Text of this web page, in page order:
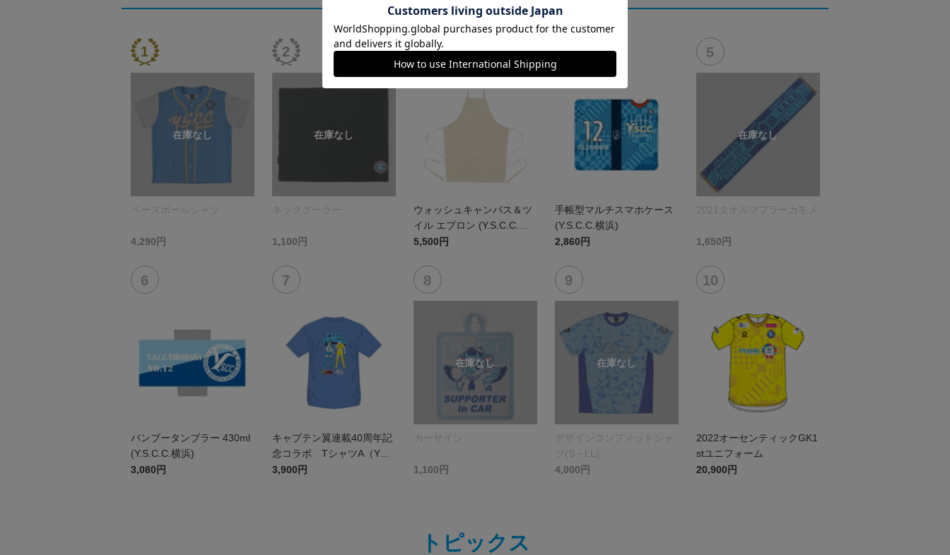
ベースボールシャツ
4,290円
ネッククーラー
1,100円
ウォッシュキャンバス＆ツ
イル エプロン (Y.S.C.C.横
浜)
5,500円
手帳型マルチスマホケース
(Y.S.C.C.横浜)
2,860円
2021タオルマフラーカモメ
1,650円
バンブータンブラー 430ml
(Y.S.C.C.横浜)
3,080円
キャプテン翼連載40周年記
念コラボ TシャツA（Y．
S．C．C．横浜）
3,900円
カーサイン
1,100円
デザインコンフィットシャ
ツ(S～LL)
4,000円
2022オーセンティックGK1
stユニフォーム
20,900円
トピックス